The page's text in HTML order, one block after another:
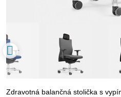
Zdravotná balančná stolička s